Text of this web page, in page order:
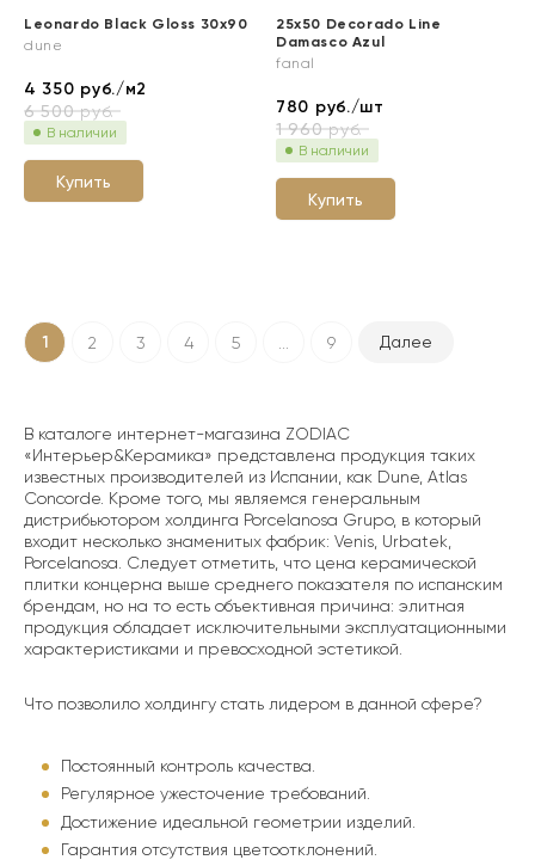
Leonardo Black Gloss 30x90
dune
4 350 руб./м2
6 500руб.
В наличии
Купить
25x50 Decorado Line
Damasco Azul
fanal
780 руб./шт
1 960руб.
В наличии
Купить
1 2 3 4 5 9 Далее
В каталоге интернет-магазина ZODIAC
«Интерьер&Керамика» представлена продукция таких
известных производителей из Испании, как Dune, Atlas
Concorde. Кроме того, мы являемся генеральным
дистрибьютором холдинга Porcelanosa Grupo, в который
входит несколько знаменитых фабрик: Venis, Urbatek,
Porcelanosa. Следует отметить, что цена керамической
плитки концерна выше среднего показателя по испанским
брендам, но на то есть объективная причина: элитная
продукция обладает исключительными эксплуатационными
характеристиками и превосходной эстетикой.
Что позволило холдингу стать лидером в данной сфере?
Постоянный контроль качества.
Регулярное ужесточение требований.
Достижение идеальной геометрии изделий.
Гарантия отсутствия цветоотклонений.